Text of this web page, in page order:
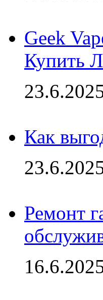
Geek
Купить
Как
Ремонт